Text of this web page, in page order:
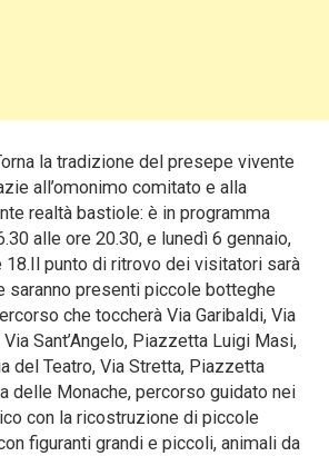
la tradizione del presepe vivente
all’omonimo comitato e alla
realtà bastiole: è in programma
alle ore 20.30, e lunedì 6 gennaio,
18.Il punto di ritrovo dei visitatori sarà
saranno presenti piccole botteghe
che toccherà Via Garibaldi, Via
Sant’Angelo, Piazzetta Luigi Masi,
del Teatro, Via Stretta, Piazzetta
delle Monache, percorso guidato nei
con la ricostruzione di piccole
figuranti grandi e piccoli, animali da